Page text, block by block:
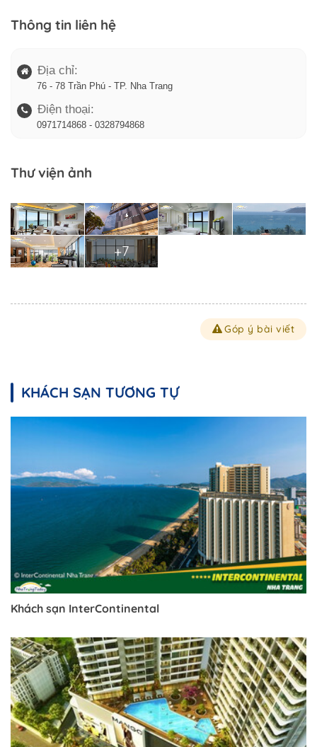
Thông tin liên hệ
Địa chỉ:
76 - 78 Trần Phú - TP. Nha Trang
Điện thoại:
0971714868 - 0328794868
Thư viện ảnh
+7
Góp ý bài viết
KHÁCH SẠN TƯƠNG TỰ
Khách sạn InterContinental